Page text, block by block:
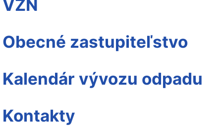
VZN
Obecné zastupiteľstvo
Kalendár vývozu odpadu
Kontakty